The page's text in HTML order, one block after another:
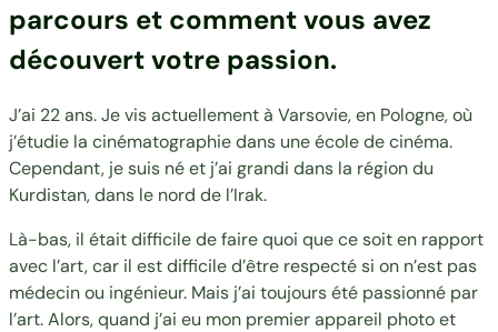
parcours et comment vous avez
découvert votre passion.
J’ai 22 ans. Je vis actuellement à Varsovie, en Pologne, où
j’étudie la cinématographie dans une école de cinéma.
Cependant, je suis né et j’ai grandi dans la région du
Kurdistan, dans le nord de l’Irak.
Là-bas, il était difficile de faire quoi que ce soit en rapport
avec l’art, car il est difficile d’être respecté si on n’est pas
médecin ou ingénieur. Mais j’ai toujours été passionné par
l’art. Alors, quand j’ai eu mon premier appareil photo et